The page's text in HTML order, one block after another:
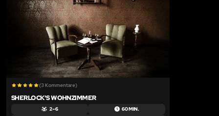
(3 Kommentare)
SHERLOCK'S WOHNZIMMER
2 – 6 60 MIN.